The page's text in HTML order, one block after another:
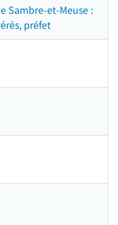
Sambre-et-Meuse :
préfet